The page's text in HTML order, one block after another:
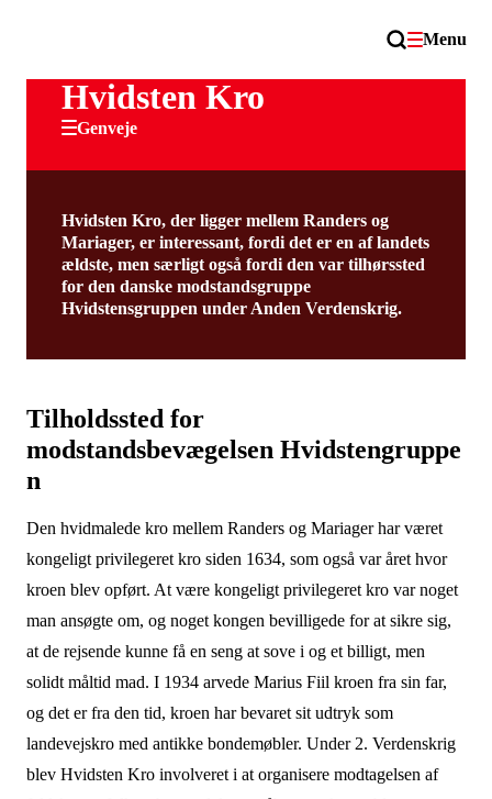
Menu
Hvidsten Kro
Genveje
Hvidsten Kro, der ligger mellem Randers og
Mariager, er interessant, fordi det er en af landets
ældste, men særligt også fordi den var tilhørssted
for den danske modstandsgruppe
Hvidstensgruppen under Anden Verdenskrig.
Tilholdssted for
modstandsbevægelsen Hvidstengruppe
n
Den hvidmalede kro mellem Randers og Mariager har været
kongeligt privilegeret kro siden 1634, som også var året hvor
kroen blev opført. At være kongeligt privilegeret kro var noget
man ansøgte om, og noget kongen bevilligede for at sikre sig,
at de rejsende kunne få en seng at sove i og et billigt, men
solidt måltid mad. I 1934 arvede Marius Fiil kroen fra sin far,
og det er fra den tid, kroen har bevaret sit udtryk som
landevejskro med antikke bondemøbler. Under 2. Verdenskrig
blev Hvidsten Kro involveret i at organisere modtagelsen af